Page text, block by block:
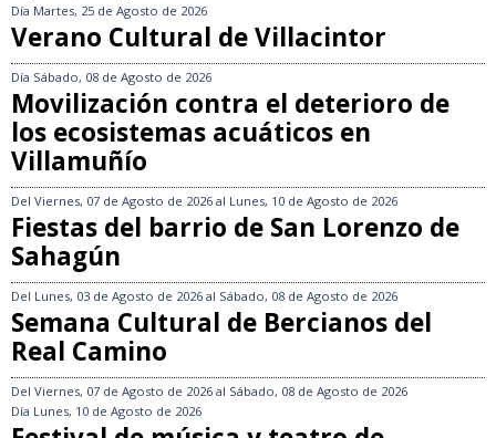
Día Martes, 25 de Agosto de 2026
Verano Cultural de Villacintor
Día Sábado, 08 de Agosto de 2026
Movilización contra el deterioro de
los ecosistemas acuáticos en
Villamuñío
Del Viernes, 07 de Agosto de 2026 al Lunes, 10 de Agosto de 2026
Fiestas del barrio de San Lorenzo de
Sahagún
Del Lunes, 03 de Agosto de 2026 al Sábado, 08 de Agosto de 2026
Semana Cultural de Bercianos del
Real Camino
Del Viernes, 07 de Agosto de 2026 al Sábado, 08 de Agosto de 2026
Día Lunes, 10 de Agosto de 2026